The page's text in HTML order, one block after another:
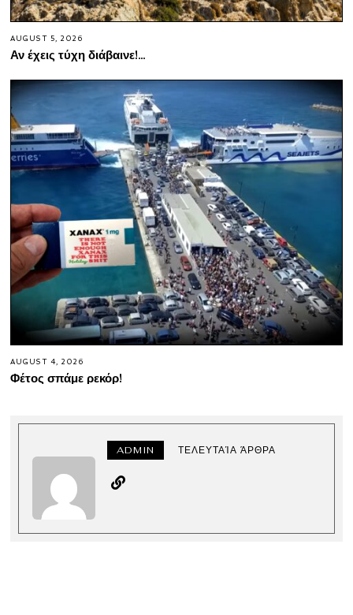
AUGUST 5, 2026
Αν έχεις τύχη διάβαινε!…
AUGUST 4, 2026
Φέτος σπάμε ρεκόρ!
ADMIN ΤΕΛΕΥΤΑΊΑ ΆΡΘΡΑ